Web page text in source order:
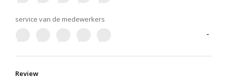
service van de medewerkers
-
Review